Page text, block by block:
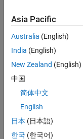
下記
のよ
プロ
グラ
ム
で、
エラ
ーメ
ッセ
Asia Pacific
Australia (English)
India (English)
New Zealand (English)
中国
简体中文
English
日本 (日本語)
한국 (한국어)